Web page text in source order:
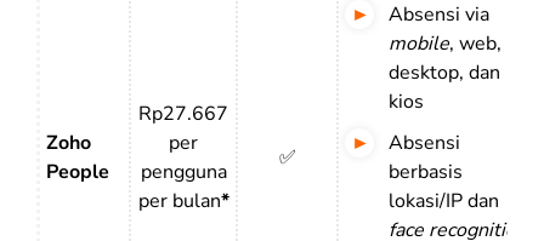
Zoho
People
Rp27.667
per
pengguna
per bulan*
✅
Absensi via
mobile, web,
desktop, dan
kios
Absensi
berbasis
lokasi/IP dan
face recognition